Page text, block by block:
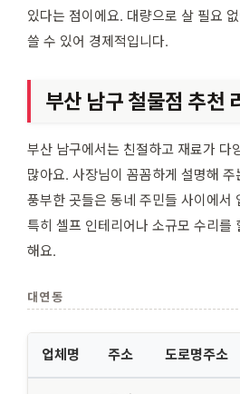
있다는 점이에요. 대량으로 살 필요
쓸 수 있어 경제적입니다.
부산 남구 철물점 추천
부산 남구에서는 친절하고 재료가 다
많아요. 사장님이 꼼꼼하게 설명해
풍부한 곳들은 동네 주민들 사이에서
특히 셀프 인테리어나 소규모 수리를
해요.
대연동
업체명 주소 도로명주소